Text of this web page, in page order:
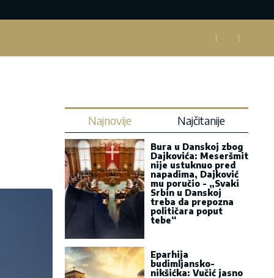
Najnovije Najčitanije
Bura u Danskoj zbog
Dajkovića: Meseršmit
nije ustuknuo pred
napadima, Dajković
mu poručio - „Svaki
Srbin u Danskoj
treba da prepozna
političara poput
tebe“
Eparhija
budimljansko-
nikšićka: Vučić jasno